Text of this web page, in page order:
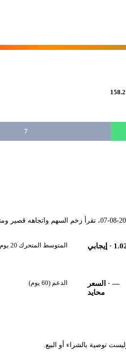
7
· إيجابي المتوسط المتحرك 20 يوم
—· السعر
محايد
الدعم (60 يوم)
توصية بالشراء أو البيع.